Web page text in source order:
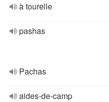
à tourelle
pashas
Pachas
aides-de-camp